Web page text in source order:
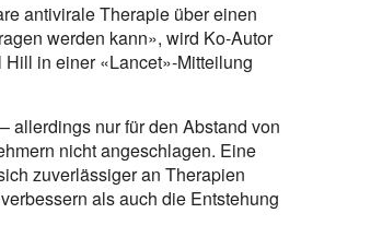
antivirale Therapie über einen
werden kann», wird Ko-Autor
in einer «Lancet»-Mitteilung
allerdings nur für den Abstand von
nicht angeschlagen. Eine
zuverlässiger an Therapien
als auch die Entstehung